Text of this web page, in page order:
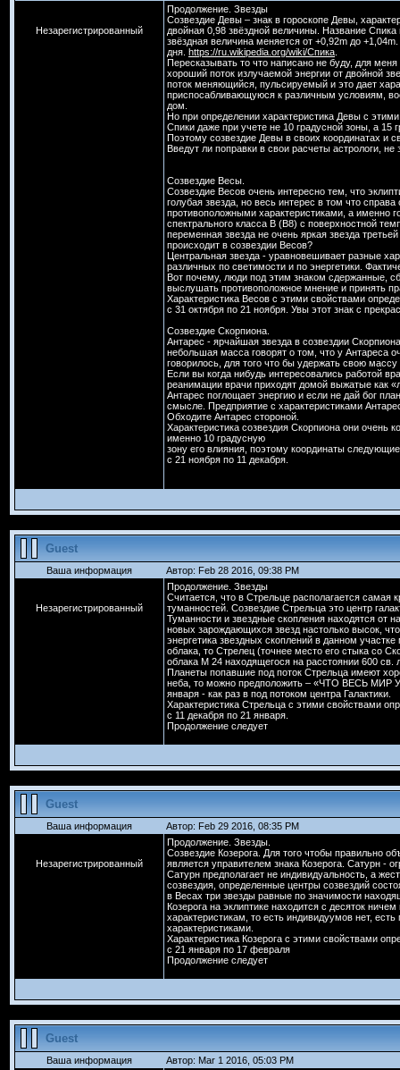
Незарегистрированный
Продолжение. Звезды
Созвездие Девы – знак в гороскопе Девы,
двойная 0,98 звёздной величины. Название
звёздная величина меняется от +0,92m до
дня. https://ru.wikipedia.org/wiki/Спика
Пересказывать то что написано не буду, для
хороший поток излучаемой энергии от двойной
поток меняющийся, пульсируемый и это дает
приспосабливающуюся к различным условиям,
дом.
Но при определении характеристика Девы с
Спики даже при учете не 10 градусной зоны, а 15
Поэтому созвездие Девы в своих координатах и
Введут ли поправки в свои расчеты астрологи,
Созвездие Весы.
Созвездие Весов очень интересно тем, что
голубая звезда, но весь интерес в том что
противоположными характеристиками, а именно
спектрального класса B (B8) с поверхностной
переменная звезда не очень яркая звезда
происходит в созвездии Весов?
Центральная звезда - уравновешивает разные
различных по светимости и по энергетики.
Вот почему, люди под этим знаком сдержанные,
выслушать противоположное мнение и принять
Характеристика Весов с этими свойствами
с 31 октября по 21 ноября. Увы этот знак с
Созвездие Скорпиона.
Антарес - ярчайшая звезда в созвездии
небольшая масса говорят о том, что у Антареса
говорилось, для того что бы удержать свою
Если вы когда нибудь интересовались работой
реанимации врачи приходят домой выжатые как
Антарес поглощает энергию и если не дай бог
смысле. Предприятие с характеристиками
Обходите Антарес стороной.
Характеристика созвездия Скорпиона они очень
именно 10 градусную
зону его влияния, поэтому координаты следующие
с 21 ноября по 11 декабря.
Guest
Ваша информация Автор: Feb 28 2016, 09:38 PM
Незарегистрированный
Продолжение. Звезды
Считается, что в Стрельце располагается
туманностей. Созвездие Стрельца это центр
Туманности и звездные скопления находятся от
новых зарождающихся звезд настолько высок,
энергетика звездных скоплений в данном
облака, то Стрелец (точнее место его стыка со
облака М 24 находящегося на расстоянии 600 св.
Планеты попавшие под поток Стрельца имеют
неба, то можно предположить – «ЧТО ВЕСЬ МИР
января - как раз в под потоком центра Галактики.
Характеристика Стрельца с этими свойствами
с 11 декабря по 21 января.
Продолжение следует
Guest
Ваша информация Автор: Feb 29 2016, 08:35 PM
Незарегистрированный
Продолжение. Звезды.
Созвездие Козерога. Для того чтобы правильно
является управителем знака Козерога. Сатурн -
Сатурн предполагает не индивидуальность, а
созвездия, определенные центры созвездий
в Весах три звезды равные по значимости
Козерога на эклиптике находится с десяток
характеристикам, то есть индивидуумов нет,
характеристиками.
Характеристика Козерога с этими свойствами
с 21 января по 17 февраля
Продолжение следует
Guest
Ваша информация Автор: Mar 1 2016, 05:03 PM